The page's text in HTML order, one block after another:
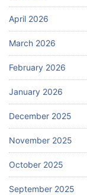
April 2026
March 2026
February 2026
January 2026
December 2025
November 2025
October 2025
September 2025